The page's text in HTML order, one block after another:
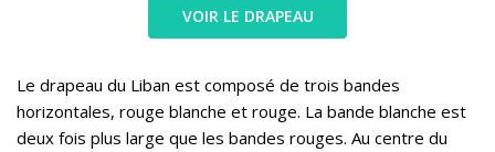
VOIR LE DRAPEAU
Le drapeau du Liban est composé de trois bandes
horizontales, rouge blanche et rouge. La bande blanche est
deux fois plus large que les bandes rouges. Au centre du